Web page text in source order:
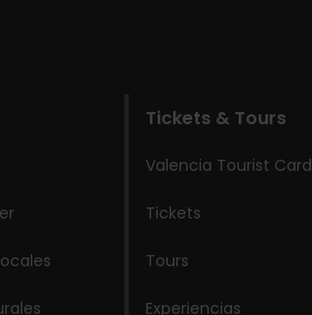
Tickets & Tours
Valencia Tourist Card
Tickets
Tours
Experiencias